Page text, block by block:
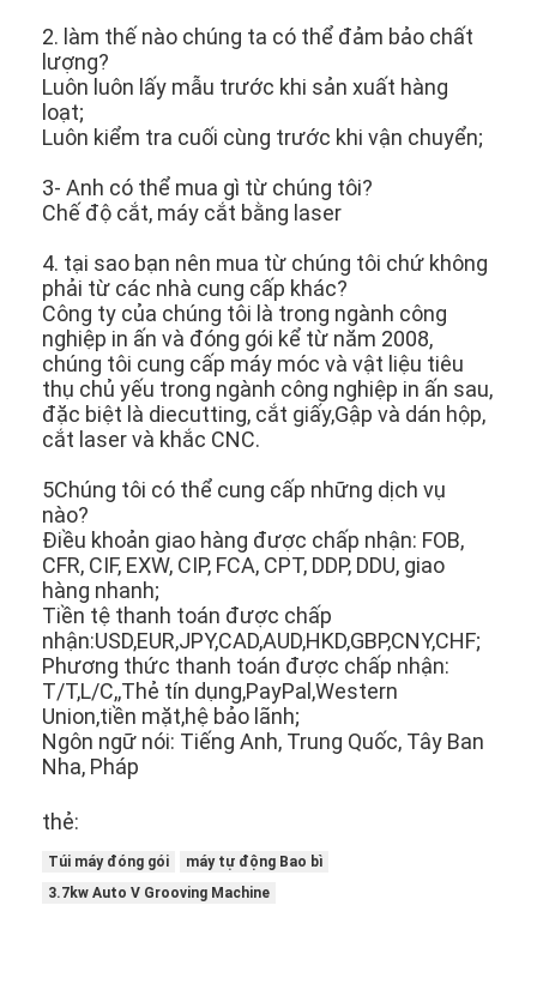
2. làm thế nào chúng ta có thể đảm bảo chất
lượng?
Luôn luôn lấy mẫu trước khi sản xuất hàng
loạt;
Luôn kiểm tra cuối cùng trước khi vận chuyển;
3- Anh có thể mua gì từ chúng tôi?
Chế độ cắt, máy cắt bằng laser
4. tại sao bạn nên mua từ chúng tôi chứ không
phải từ các nhà cung cấp khác?
Công ty của chúng tôi là trong ngành công
nghiệp in ấn và đóng gói kể từ năm 2008,
chúng tôi cung cấp máy móc và vật liệu tiêu
thụ chủ yếu trong ngành công nghiệp in ấn sau,
đặc biệt là diecutting, cắt giấy,Gập và dán hộp,
cắt laser và khắc CNC.
5Chúng tôi có thể cung cấp những dịch vụ
nào?
Điều khoản giao hàng được chấp nhận: FOB,
CFR, CIF, EXW, CIP, FCA, CPT, DDP, DDU, giao
hàng nhanh;
Tiền tệ thanh toán được chấp
nhận:USD,EUR,JPY,CAD,AUD,HKD,GBP,CNY,CHF;
Phương thức thanh toán được chấp nhận:
T/T,L/C,,Thẻ tín dụng,PayPal,Western
Union,tiền mặt,hệ bảo lãnh;
Ngôn ngữ nói: Tiếng Anh, Trung Quốc, Tây Ban
Nha, Pháp
thẻ:
Túi máy đóng gói
máy tự động Bao bì
3.7kw Auto V Grooving Machine